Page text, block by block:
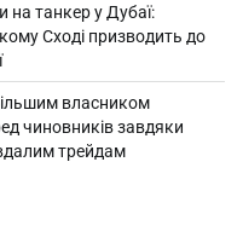
на танкер у Дубаї:
Сході призводить до
власником
чиновників завдяки
трейдам